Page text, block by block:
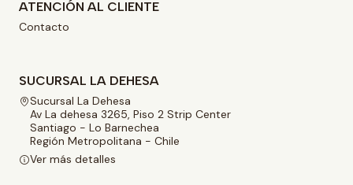
ATENCIÓN AL CLIENTE
Contacto
SUCURSAL LA DEHESA
Sucursal La Dehesa
Av La dehesa 3265, Piso 2 Strip Center
Santiago - Lo Barnechea
Región Metropolitana - Chile
Ver más detalles